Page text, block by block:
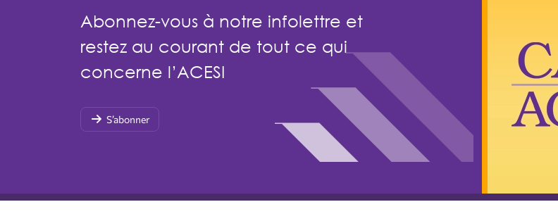
Abonnez-vous à notre infolettre et
restez au courant de tout ce qui
concerne l’ACESI
S’abonner